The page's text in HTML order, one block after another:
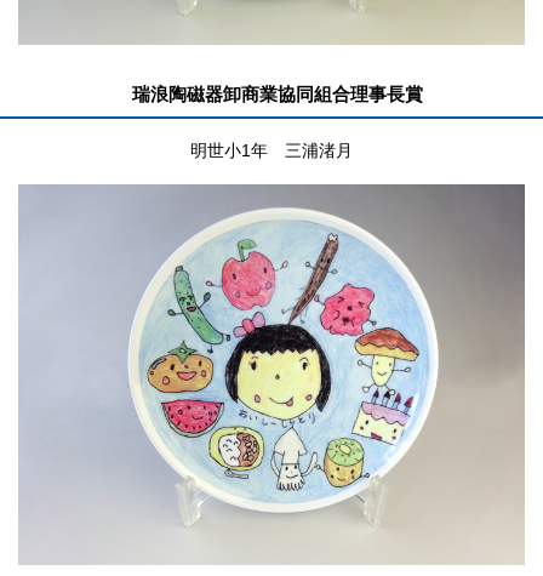
瑞浪陶磁器卸商業協同組合理事長賞
明世小1年 三浦渚月